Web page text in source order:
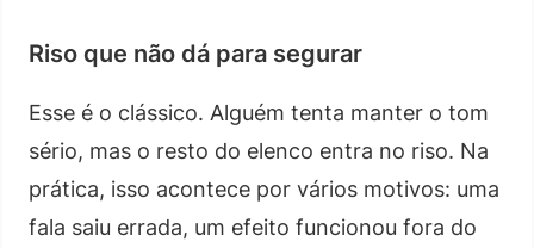
Riso que não dá para segurar
Esse é o clássico. Alguém tenta manter o tom
sério, mas o resto do elenco entra no riso. Na
prática, isso acontece por vários motivos: uma
fala saiu errada, um efeito funcionou fora do